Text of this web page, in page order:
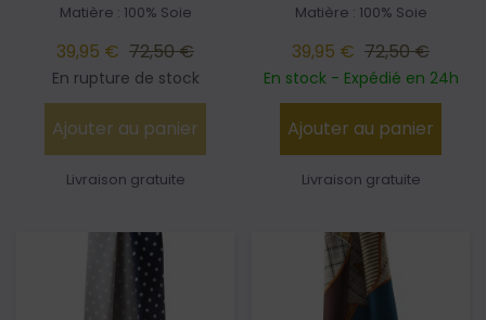
Matière : 100% Soie
39,95 € 72,50 €
En rupture de stock
Ajouter au panier
Livraison gratuite
Matière : 100% Soie
39,95 € 72,50 €
En stock - Expédié en 24h
Ajouter au panier
Livraison gratuite